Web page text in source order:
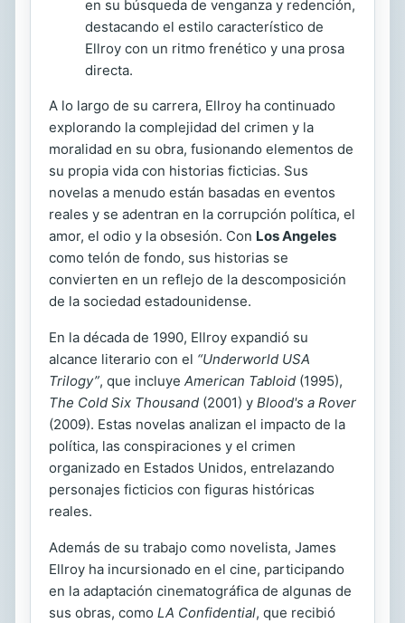
en su búsqueda de venganza y redención,
destacando el estilo característico de
Ellroy con un ritmo frenético y una prosa
directa.
A lo largo de su carrera, Ellroy ha continuado
explorando la complejidad del crimen y la
moralidad en su obra, fusionando elementos de
su propia vida con historias ficticias. Sus
novelas a menudo están basadas en eventos
reales y se adentran en la corrupción política, el
amor, el odio y la obsesión. Con Los Angeles
como telón de fondo, sus historias se
convierten en un reflejo de la descomposición
de la sociedad estadounidense.
En la década de 1990, Ellroy expandió su
alcance literario con el “Underworld USA
Trilogy”, que incluye American Tabloid (1995),
The Cold Six Thousand (2001) y Blood's a Rover
(2009). Estas novelas analizan el impacto de la
política, las conspiraciones y el crimen
organizado en Estados Unidos, entrelazando
personajes ficticios con figuras históricas
reales.
Además de su trabajo como novelista, James
Ellroy ha incursionado en el cine, participando
en la adaptación cinematográfica de algunas de
sus obras, como LA Confidential, que recibió